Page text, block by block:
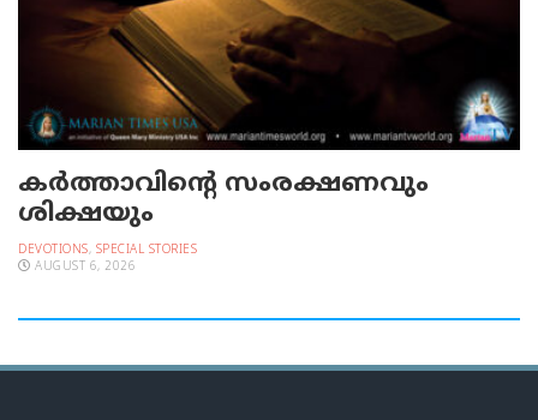
കർത്താവിന്റെ സംരക്ഷണവും
ശിക്ഷയും
DEVOTIONS, SPECIAL STORIES
AUGUST 6, 2026